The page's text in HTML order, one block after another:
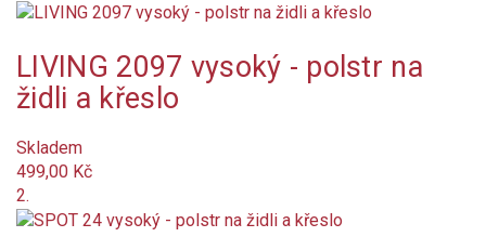
antracit
béžová
oranžová tmavá
LIVING 2097 vysoký - polstr na
židli a křeslo
Skladem
499,00 Kč
2.